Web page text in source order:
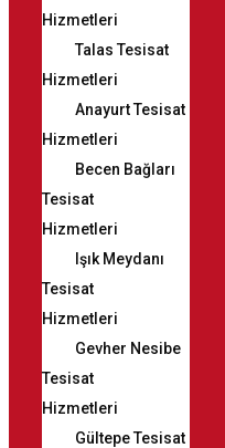
Hizmetleri
Talas Tesisat
Hizmetleri
Anayurt Tesisat
Hizmetleri
Becen Bağları
Tesisat
Hizmetleri
Işık Meydanı
Tesisat
Hizmetleri
Gevher Nesibe
Tesisat
Hizmetleri
Gültepe Tesisat